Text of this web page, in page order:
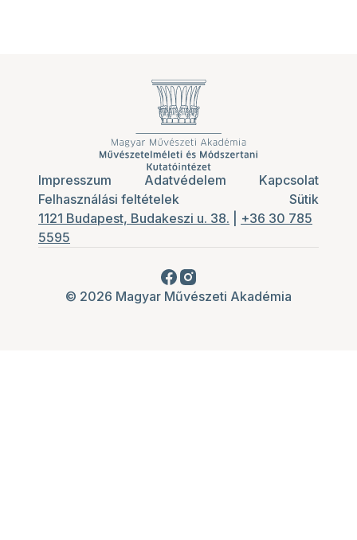
Impresszum Adatvédelem
Kapcsolat
Felhasználási feltételek
Sütik
1121 Budapest, Budakeszi u. 38.
+36 30 785
5595
© 2026 Magyar Művészeti Akadémia